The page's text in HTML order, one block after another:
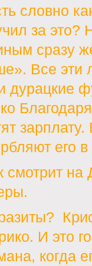
словно
за это?
сразу
Все эти
дурацкие
его
смотрит на
И это
когда